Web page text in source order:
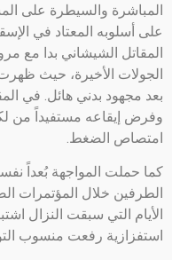
المباشرة والسيطرة على
على أسلوبه المعتاد في
المقاتل الشيشاني بدا مع
الجولات الأخيرة، حيث
بعد مجهود بدني هائل. في
وفرض إيقاعه مستفيداً من
امتصاص الضغط.
كما حملت المواجهة بُعداً
الطرفين خلال المؤتمرات
الأيام التي سبقت النزال
استفزازية رفعت منسوب